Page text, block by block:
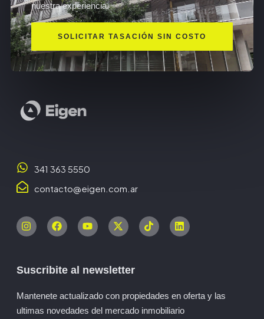
nuestra experiencia.
SOLICITAR TASACIÓN SIN COSTO
341 363 5550
contacto@eigen.com.ar
Suscribite al newsletter
Mantenete actualizado con propiedades en oferta y las
ultimas novedades del mercado inmobiliario